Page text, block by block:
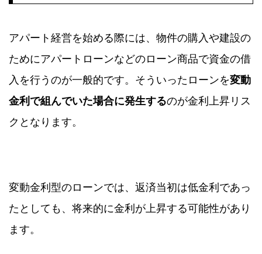
アパート経営を始める際には、物件の購入や建設の
ためにアパートローンなどのローン商品で資金の借
入を行うのが一般的です。そういったローンを変動
金利で組んでいた場合に発生するのが金利上昇リス
クとなります。
変動金利型のローンでは、返済当初は低金利であっ
たとしても、将来的に金利が上昇する可能性があり
ます。